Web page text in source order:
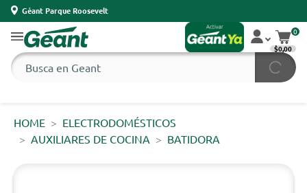
Géant Parque Roosevelt
0
$0,00
HOME
ELECTRODOMÉSTICOS
AUXILIARES DE COCINA
BATIDORA